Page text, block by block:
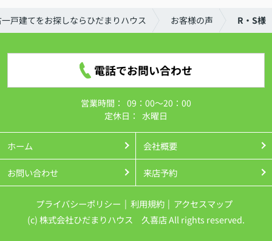
戸建てをお探しならひだまりハウス お客様の声 R・S様
電話でお問い合わせ
営業時間： 09：00～20：00
定休日： 水曜日
ホーム 会社概要
お問い合わせ 来店予約
プライバシーポリシー 利用規約
アクセスマップ
(c) 株式会社ひだまりハウス 久喜店 All rights reserved.